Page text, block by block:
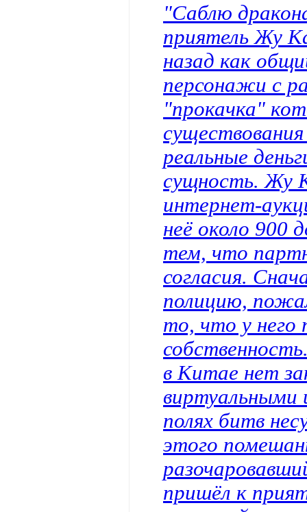
"Саблю
приятель Жу
назад как
персонажи с
"прокачка"
реальные
сущность. Жу
интернет-
неё около 900
тем, что
согласия.
полицию,
то, что у него
в Китае нет
виртуальными
полях битв
этого
пришёл к